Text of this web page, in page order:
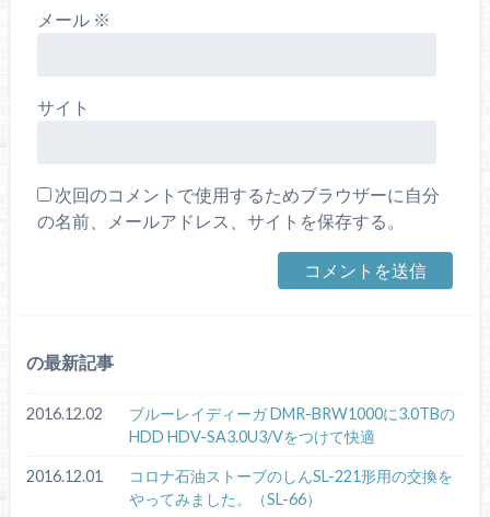
メール ※
サイト
次回のコメントで使用するためブラウザーに自分
の名前、メールアドレス、サイトを保存する。
の最新記事
2016.12.02
ブルーレイディーガ DMR-BRW1000に3.0TBの
HDD HDV-SA3.0U3/Vをつけて快適
2016.12.01
コロナ石油ストーブのしんSL-221形用の交換を
やってみました。（SL-66）